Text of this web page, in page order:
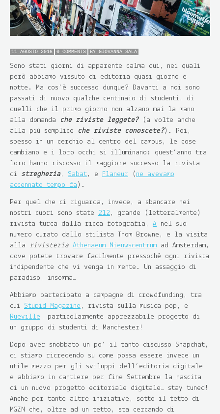
11 AGOSTO 2016 0 COMMENTS BY GIOVANNA SALA
Sono stati giorni di apparente calma qui, nei quali
però abbiamo vissuto di editoria quasi giorno e
notte. Ma cos’è successo dunque? Davanti a noi sono
passati di nuovo qualche centinaio di studenti, di
quelli che il primo giorno non alzano mai la mano
alla domanda
che riviste leggete?(a volte anche
alla più semplice
che riviste conoscete?). Poi,
spesso in un cerchio al centro del campus, le cose
cambiano e i loro occhi si illuminano: quest’anno tra
loro hanno riscosso il maggiore successo la rivista
di stregheria , Sabat , e Flaneur ( ne avevamo
accennato tempo fa ).
Per quel che ci riguarda, invece, a sbancare nei
nostri cuori sono state 212 , grande (letteralmente)
rivista turca dalla ricca fotografia, A nel suo
numero curato dallo stilista Thom Browne, e la visita
alla rivisteria Athenaeum Nieuwscentrum ad Amsterdam,
dove potete trovare facilmente pressoché ogni rivista
indipendente che vi venga in mente. Un assaggio di
paradiso, insomma…
Abbiamo partecipato a campagne di crowdfunding, tra
cui Stupid Magazine , rivista sulla musica pop, e
Rueville… particolarmente apprezzabile progetto di
un gruppo di studenti di Manchester!
Dopo aver snobbato un po’ il tanto discusso Snapchat,
ci stiamo ricredendo su come possa essere invece un
utile mezzo per gli sviluppi dell’editoria digitale
e abbiamo in cantiere per fine Settembre la nascita
di un nuovo progetto editoriale digitale… stay tuned!
Anche per tante altre iniziative, sotto il tetto di
MGZN che, oltre ad un tetto, sta cercando di